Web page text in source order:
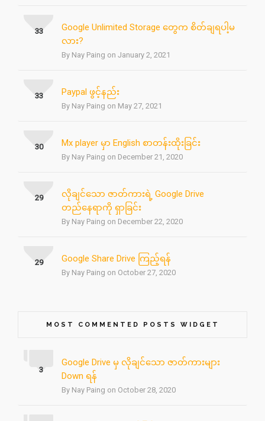
Google Unlimited Storage တွေက စိတ်ချရပါ့မ
လား?
By Nay Paing on January 2, 2021
33
Paypal ဖွင့်နည်း
By Nay Paing on May 27, 2021
33
Mx player မှာ English စာတန်းထိုးခြင်း
By Nay Paing on December 21, 2020
30
လိုချင်သော ဇာတ်ကားရဲ့ Google Drive
တည်နေရာကို ရှာခြင်း
By Nay Paing on December 22, 2020
29
Google Share Drive ကြည့်ရန်
By Nay Paing on October 27, 2020
29
MOST COMMENTED POSTS WIDGET
Google Drive မှ လိုချင်သော ဇာတ်ကားများ
Down ရန်
By Nay Paing on October 28, 2020
3